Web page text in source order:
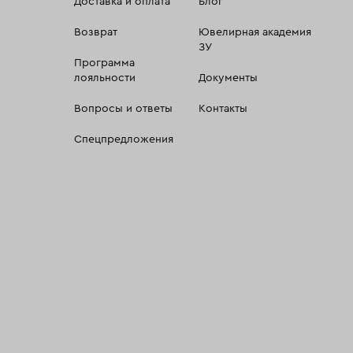
Возврат
Программа
лояльности
Вопросы и ответы
Спецпредложения
Ювелирная академия
ЗУ
Документы
Контакты